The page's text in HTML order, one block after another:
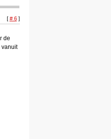
[ # 6]
de
vanuit